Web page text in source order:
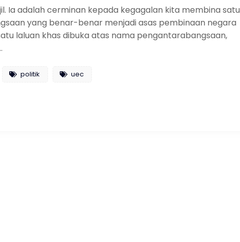
Ia adalah cerminan kepada kegagalan kita membina satu
yang benar-benar menjadi asas pembinaan negara
laluan khas dibuka atas nama pengantarabangsaan,
politik uec